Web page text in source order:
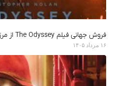
فروش جهانی فیلم The Odyssey از مرز یک میلیارد دلار عبور کرد
۱۶ مرداد ۱۴۰۵